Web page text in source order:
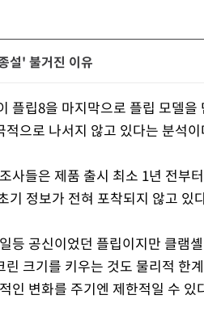
설' 불거진 이유
플립8을 마지막으로 플립 모델
적으로 나서지 않고 있다는 분석
사들은 제품 출시 최소 1년 전부
기 정보가 전혀 포착되지 않고 있
등 공신이었던 플립이지만 클램
린 크기를 키우는 것도 물리적 한
인 변화를 주기엔 제한적일 수 있